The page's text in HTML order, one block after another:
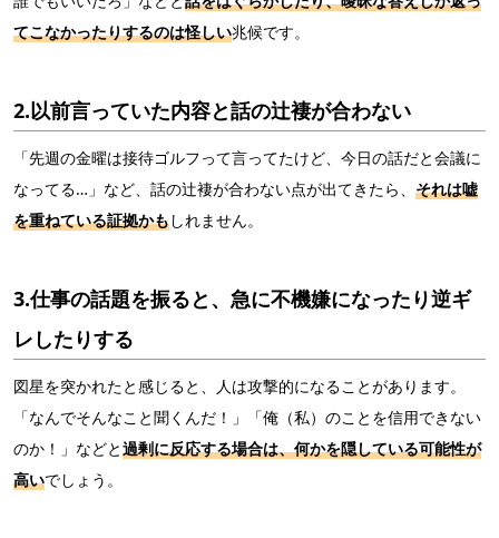
てこなかったりするのは怪しい兆候です。
2.以前言っていた内容と話の辻褄が合わない
「先週の金曜は接待ゴルフって言ってたけど、今日の話だと会議に
なってる…」など、話の辻褄が合わない点が出てきたら、 それは嘘
を重ねている証拠かもしれません。
3.仕事の話題を振ると、急に不機嫌になったり逆ギ
レしたりする
図星を突かれたと感じると、人は攻撃的になることがあります。
「なんでそんなこと聞くんだ！」「俺（私）のことを信用できない
のか！」などと過剰に反応する場合は、何かを隠している可能性が
高いでしょう。